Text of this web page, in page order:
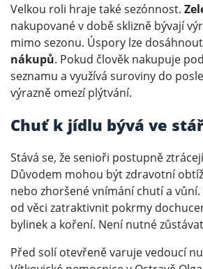
Velkou roli hraje také sezónnost.
nakupované v době sklizně bývají
mimo sezonu. Úspory lze
nákupů. Pokud člověk nakupuje
seznamu a využívá suroviny do
výrazně omezí plýtvání.
Chuť k jídlu bývá ve
Stává se, že senioři postupně
Důvodem mohou být zdravotní
nebo zhoršené vnímání chutí a
od věci zatraktivnit pokrmy
bylinek a koření. Není nutné
Před solí otevřeně varuje vedoucí